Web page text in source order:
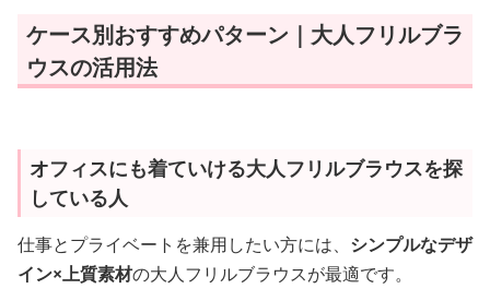
ケース別おすすめパターン｜大人フリルブラ
ウスの活用法
オフィスにも着ていける大人フリルブラウスを探
している人
仕事とプライベートを兼用したい方には、 シンプルなデザ
イン×上質素材の大人フリルブラウスが最適です。